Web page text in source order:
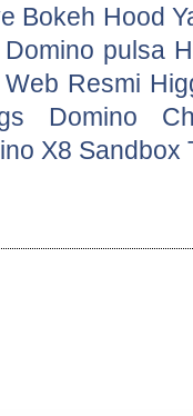
Bokeh Hood
pulsa
Web Resmi
Domino
X8 Sandbox